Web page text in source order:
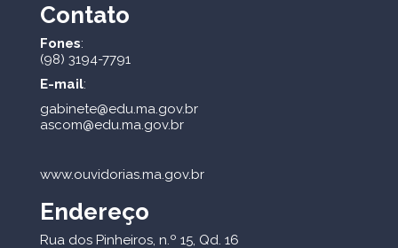
Contato
Fones:
(98) 3194-7791
E-mail:
gabinete@edu.ma.gov.br
ascom@edu.ma.gov.br
www.ouvidorias.ma.gov.br
Endereço
Rua dos Pinheiros, n.º 15, Qd. 16